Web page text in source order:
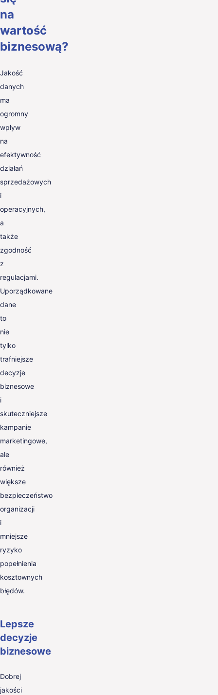
na
wartość
biznesową?
Jakość
danych
ma
ogromny
wpływ
na
efektywność
działań
sprzedażowych
i
operacyjnych,
a
także
zgodność
z
regulacjami.
Uporządkowane
dane
to
nie
tylko
trafniejsze
decyzje
biznesowe
i
skuteczniejsze
kampanie
marketingowe,
ale
również
większe
bezpieczeństwo
organizacji
i
mniejsze
ryzyko
popełnienia
kosztownych
błędów.
Lepsze
decyzje
biznesowe
Dobrej
jakości